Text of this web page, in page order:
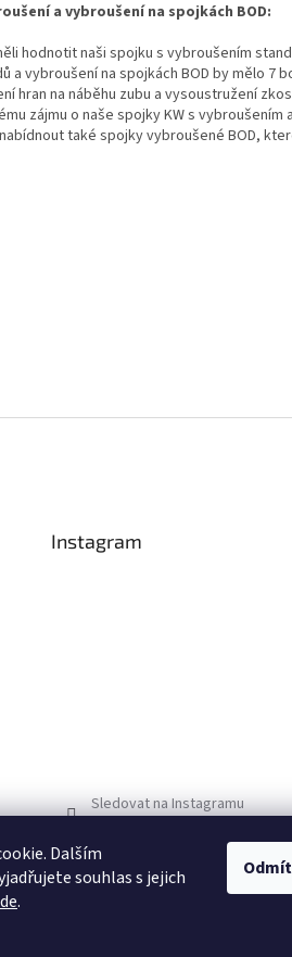
Dalším
souhlas s jejich
.
a vybroušení na spojkách BOD:
hodnotit naši spojku s vybroušením
a vybroušení na spojkách BOD by mělo 7
hran na náběhu zubu a vysoustružení
zájmu o naše spojky KW s
také spojky vybroušené BOD,
Instagram
Sledovat na Instagramu